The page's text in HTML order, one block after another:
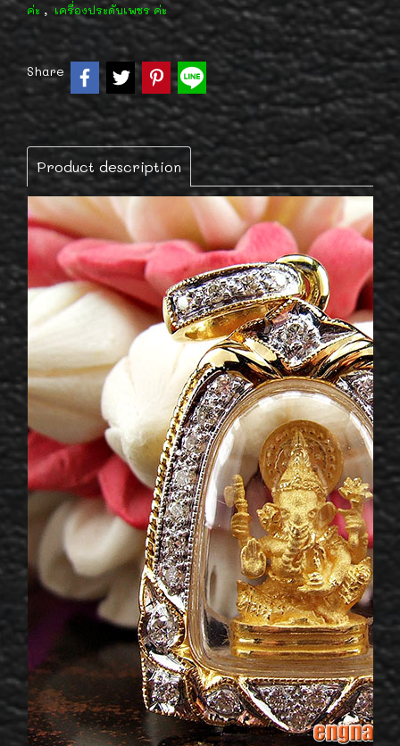
ค่ะ , เครื่องประดับเพชร ค่ะ
Share
Product description